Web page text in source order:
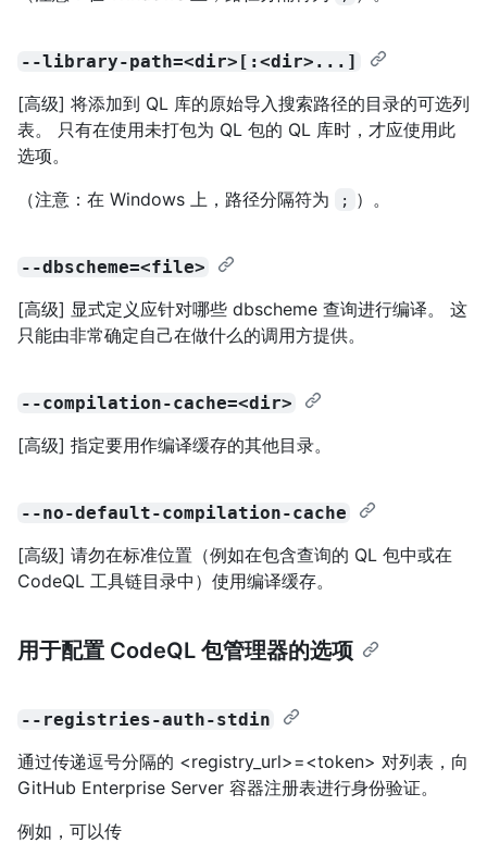
--library-path=<dir>[:<dir>...]
[高级] 将添加到 QL 库的原始导入搜索路径的目录的可选列
表。 只有在使用未打包为 QL 包的 QL 库时，才应使用此
选项。
（注意：在 Windows 上，路径分隔符为
; ）。
--dbscheme=<file>
[高级] 显式定义应针对哪些 dbscheme 查询进行编译。 这
只能由非常确定自己在做什么的调用方提供。
--compilation-cache=<dir>
[高级] 指定要用作编译缓存的其他目录。
--no-default-compilation-cache
[高级] 请勿在标准位置（例如在包含查询的 QL 包中或在
CodeQL 工具链目录中）使用编译缓存。
用于配置 CodeQL 包管理器的选项
--registries-auth-stdin
通过传递逗号分隔的 <registry_url>=<token> 对列表，向
GitHub Enterprise Server 容器注册表进行身份验证。
例如，可以传